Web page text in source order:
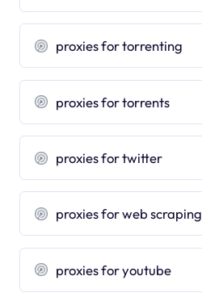
proxies for torrenting
proxies for torrents
proxies for twitter
proxies for web scraping
proxies for youtube